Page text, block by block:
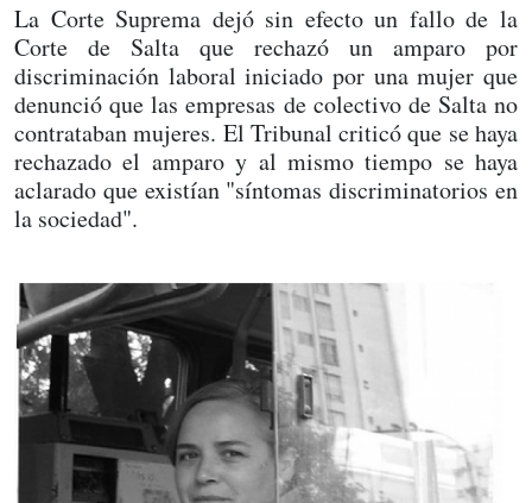
La Corte Suprema dejó sin efecto un fallo de la
Corte de Salta que rechazó un amparo por
discriminación laboral iniciado por una mujer que
denunció que las empresas de colectivo de Salta no
contrataban mujeres. El Tribunal criticó que se haya
rechazado el amparo y al mismo tiempo se haya
aclarado que existían "síntomas discriminatorios en
la sociedad".